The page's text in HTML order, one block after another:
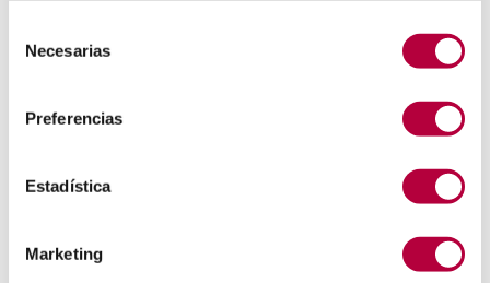
Necesarias
Preferencias
Estadística
Marketing